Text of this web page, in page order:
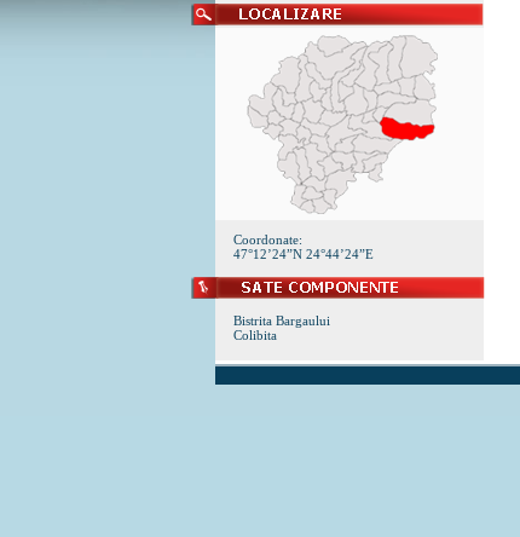
Coordonate:
47°12’24”N 24°44’24”E
Bistrita Bargaului
Colibita